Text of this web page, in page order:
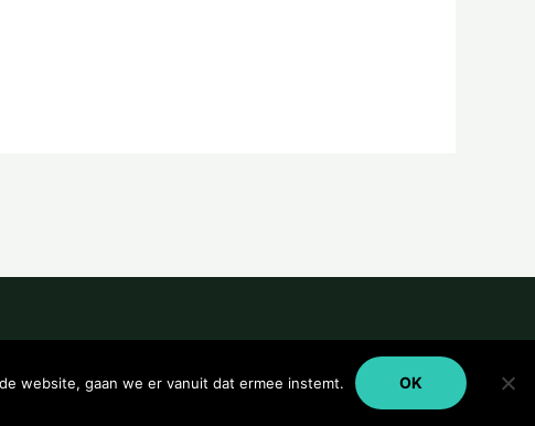
website, gaan we er vanuit dat ermee instemt. OK